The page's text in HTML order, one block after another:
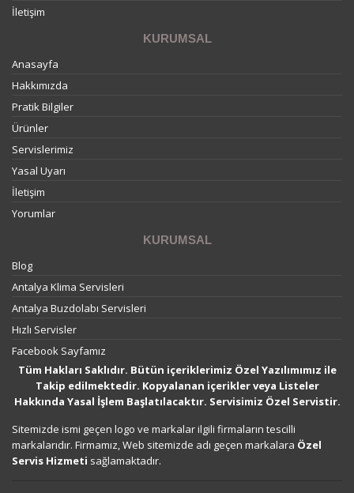
İletişim
KURUMSAL
Anasayfa
Hakkımızda
Pratik Bilgiler
Ürünler
Servislerimiz
Yasal Uyarı
İletişim
Yorumlar
KURUMSAL
Blog
Antalya Klima Servisleri
Antalya Buzdolabı Servisleri
Hızlı Servisler
Facebook Sayfamız
Tüm Hakları Saklıdır. Bütün içeriklerimiz Özel Yazılımımız ile
Takip edilmektedir. Kopyalanan içerikler veya Listeler
Hakkında Yasal İşlem Başlatılacaktır. Servisimiz Özel Servistir.
Sitemizde ismi geçen logo ve markalar ilgili firmaların tescilli
markalarıdır. Firmamız, Web sitemizde adı geçen markalara Özel
Servis Hizmeti sağlamaktadır.